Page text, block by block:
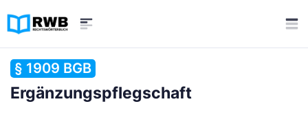
§ 1909 BGB
Ergänzungspflegschaft